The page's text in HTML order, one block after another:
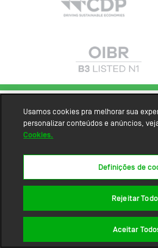
Usamos cookies pra melhorar sua
personalizar conteúdos e anúncios,
Cookies.
Definições de
Rejeitar
Aceitar